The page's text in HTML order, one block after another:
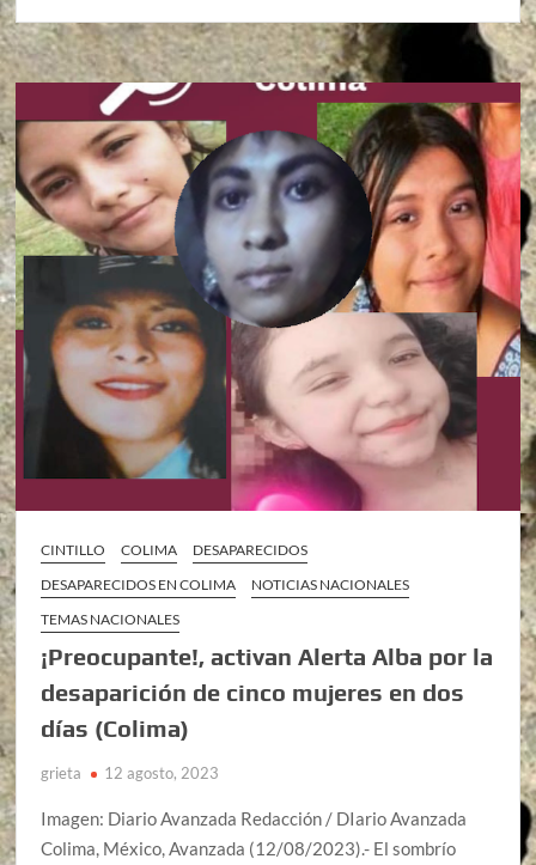
CINTILLO COLIMA
DESAPARECIDOS
DESAPARECIDOS EN COLIMA
NOTICIAS NACIONALES
TEMAS NACIONALES
¡Preocupante!, activan Alerta Alba por la
desaparición de cinco mujeres en dos
días (Colima)
grieta 12 agosto, 2023
Imagen: Diario Avanzada Redacción / DIario Avanzada
Colima, México, Avanzada (12/08/2023).- El sombrío